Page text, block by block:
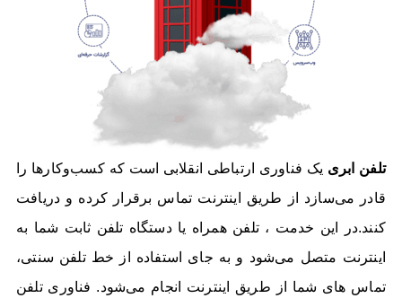
تلفن ابری یک فناوری ارتباطی انقلابی است که کسب‌وکارها را
قادر می‌سازد از طریق اینترنت تماس برقرار کرده و دریافت
کنند.در این خدمت ، تلفن همراه یا دستگاه تلفن ثابت شما به
اینترنت متصل می‌شود و به جای استفاده از خط تلفن سنتی،
تماس های شما از طریق اینترنت انجام می‌شود. فناوری تلفن